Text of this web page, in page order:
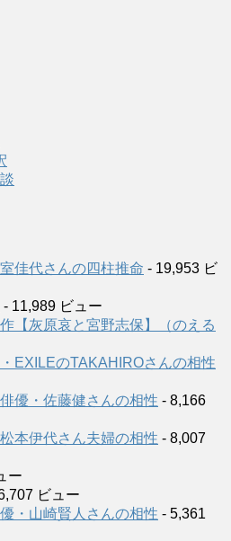
佳代さんの四柱推命 - 19,953 ビ
- 11,989 ビュー
【灰原哀と宮野志保】（のえる
EXILEのTAKAHIROさんの相性
優・佐藤健さんの相性 - 8,166
本伊代さん夫婦の相性 - 8,007
ー
ビュー
・山崎賢人さんの相性 - 5,361